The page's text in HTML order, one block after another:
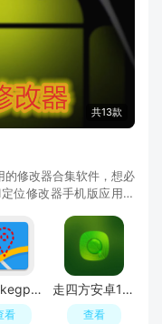
共13款
的修改器合集软件，想必
位修改器手机版应用最
绿资源网下载安装吧！
虚拟fakegps汉化版免谷歌安卓版
看
走四方安卓10定位修改器最新版apk
查看